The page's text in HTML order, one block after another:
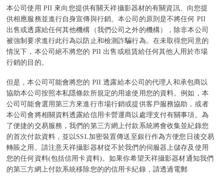
本公司使用 PII 來向您提供有關天祥攝影器材的有關資訊、向您提
供相應服務並進行自身宣傳與行銷。本公司的原則是不將任何 PII
出售或透露給任何其他機構（我們公司之外的機構），除非本公司
被強制要求進行此行為以防止和檢測詐騙行為。在未取得您同意的
情況下，本公司絕不將您的 PII 出售或租賃給任何其他人用於市場
行銷的目的。
但是，本公司可能會將您的 PII 透露給本公司的代理人和承包商以
協助本公司按照本私隱條款所規定的用途使用您的資料。例如，本
公司可能會選用第三方來進行市場行銷或提供客戶服務協助，或者
本公司會將相關資料透露給信用卡營運商以處理支付有關事項。為
了便捷的交易服務，我們的第三方網上付款系統將會收集並紀錄您
的首次付款資料，並以SSL加密裝置傳送至銀行作為方便您日後交易
轉賬之用。請注意天祥攝影器材從不於我們的伺服器上儲存及使用
您的任何資料(包括信用卡資料)。如果你希望天祥攝影器材通知我們
的第三方網上付款系統移除您的的信用卡紀錄，請透過電郵